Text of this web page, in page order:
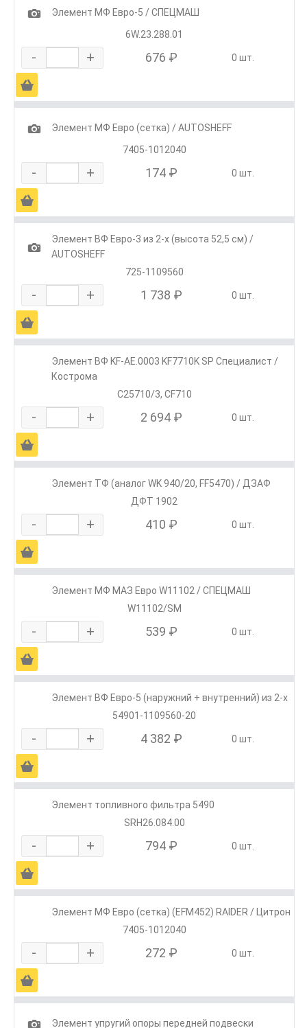
1
Элемент МФ Евро-5 / СПЕЦМАШ
6W.23.288.01
- + 676 ₽ 0 шт.
Ä
1
Элемент МФ Евро (сетка) / AUTOSHEFF
7405-1012040
- + 174 ₽ 0 шт.
Ä
1
Элемент ВФ Евро-3 из 2-х (высота 52,5 см) /
AUTOSHEFF
725-1109560
- + 1 738 ₽ 0 шт.
Ä
Элемент ВФ KF-АЕ.0003 KF7710K SP Специалист /
Кострома
C25710/3, CF710
- + 2 694 ₽ 0 шт.
Ä
Элемент ТФ (аналог WK 940/20, FF5470) / ДЗАФ
ДФТ 1902
- + 410 ₽ 0 шт.
Ä
Элемент МФ МАЗ Евро W11102 / СПЕЦМАШ
W11102/SM
- + 539 ₽ 0 шт.
Ä
Элемент ВФ Евро-5 (наружний + внутренний) из 2-х
54901-1109560-20
- + 4 382 ₽ 0 шт.
Ä
Элемент топливного фильтра 5490
SRH26.084.00
- + 794 ₽ 0 шт.
Ä
Элемент МФ Евро (сетка) (EFM452) RAIDER / Цитрон
7405-1012040
- + 272 ₽ 0 шт.
Ä
1 Элемент упругий опоры передней подвески